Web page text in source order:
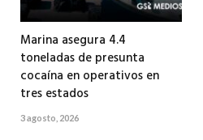
Marina asegura 4.4
toneladas de presunta
cocaína en operativos en
tres estados
3 agosto, 2026